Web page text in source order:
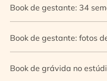
Book de gestante: 34
Book de gestante: fotos
Book de grávida no